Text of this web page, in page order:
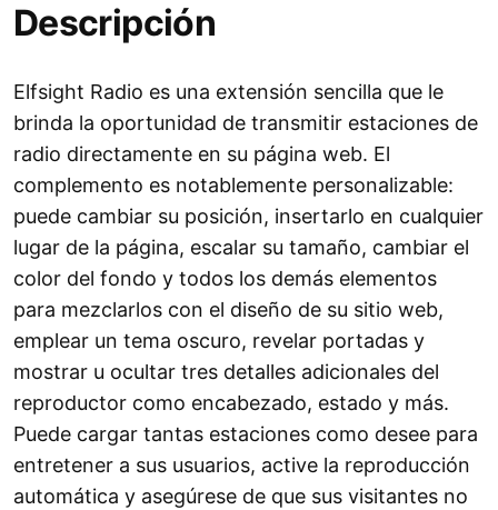
Descripción
Elfsight Radio es una extensión sencilla que le
brinda la oportunidad de transmitir estaciones de
radio directamente en su página web. El
complemento es notablemente personalizable:
puede cambiar su posición, insertarlo en cualquier
lugar de la página, escalar su tamaño, cambiar el
color del fondo y todos los demás elementos
para mezclarlos con el diseño de su sitio web,
emplear un tema oscuro, revelar portadas y
mostrar u ocultar tres detalles adicionales del
reproductor como encabezado, estado y más.
Puede cargar tantas estaciones como desee para
entretener a sus usuarios, active la reproducción
automática y asegúrese de que sus visitantes no